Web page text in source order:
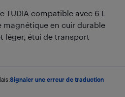
TUDIA compatible avec 6 L
magnétique en cuir durable
léger, étui de transport
Signaler une erreur de traduction